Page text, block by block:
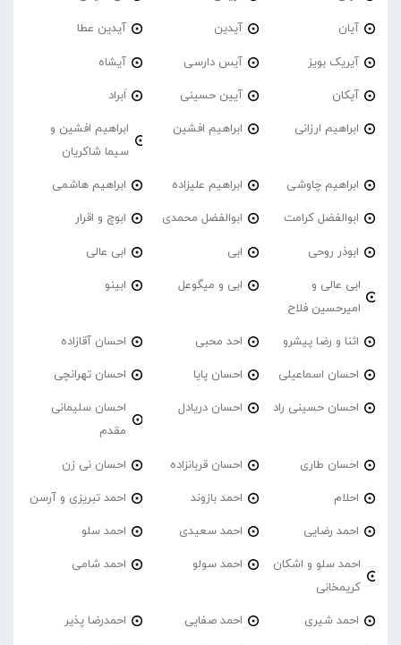
آیان آیدین آیدین عطا
آیریک بویز آیس دارسی آیشاه
آیکان آیین حسینی اَبراد
ابراهیم ارزانی ابراهیم افشین
ابراهیم افشین و
سیما شاکریان
ابراهیم چاوشی ابراهیم علیزاده ابراهیم هاشمی
ابوالفضل کرامت ابوالفضل محمدی ابوچ و اقرار
ابوذر روحی ابی ابی عالی
ابی عالی و
امیرحسین فلاح
ابی و میگوعل ابینو
اثنا و رضا پیشرو احد محبی احسان آقازاده
احسان اسماعیلی احسان پایا احسان تهرانچی
احسان حسینی راد احسان دریادل
احسان سلیمانی
مقدم
احسان طاری احسان قربانزاده احسان نی زن
احلام احمد بازوند احمد تبریزی و آرسن
احمد‌ رضایی احمد سعیدی احمد سلو
احمد سلو و اشکان
کریمخانی
احمد سولو احمد شامی
احمد شیری احمد صفایی احمدرضا پذیر